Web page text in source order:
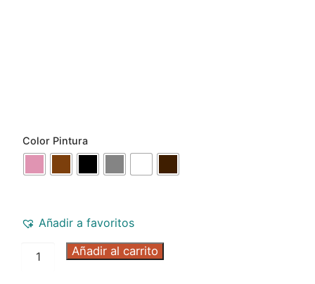
Color Pintura
Añadir a favoritos
Añadir al carrito